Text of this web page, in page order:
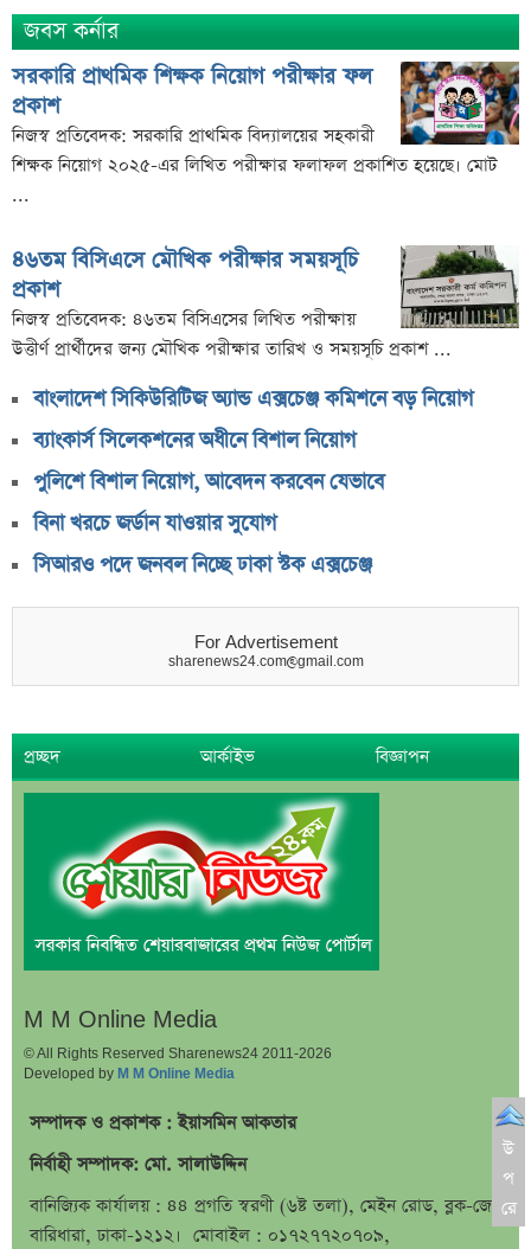
জবস কর্নার
সরকারি প্রাথমিক শিক্ষক নিয়োগ পরীক্ষার ফল
প্রকাশ
নিজস্ব প্রতিবেদক: সরকারি প্রাথমিক বিদ্যালয়ের সহকারী
শিক্ষক নিয়োগ ২০২৫-এর লিখিত পরীক্ষার ফলাফল প্রকাশিত হয়েছে। মোট
...
৪৬তম বিসিএসে মৌখিক পরীক্ষার সময়সূচি
প্রকাশ
নিজস্ব প্রতিবেদক: ৪৬তম বিসিএসের লিখিত পরীক্ষায়
উত্তীর্ণ প্রার্থীদের জন্য মৌখিক পরীক্ষার তারিখ ও সময়সূচি প্রকাশ ...
বাংলাদেশ সিকিউরিটিজ অ্যান্ড এক্সচেঞ্জ কমিশনে বড় নিয়োগ
ব্যাংকার্স সিলেকশনের অধীনে বিশাল নিয়োগ
পুলিশে বিশাল নিয়োগ, আবেদন করবেন যেভাবে
বিনা খরচে জর্ডান যাওয়ার সুযোগ
সিআরও পদে জনবল নিচ্ছে ঢাকা স্টক এক্সচেঞ্জ
For Advertisement
sharenews24.com@gmail.com
প্রচ্ছদ আর্কাইভ বিজ্ঞাপন
M M Online Media
© All Rights Reserved Sharenews24 2011-2026
Developed by M M Online Media
সম্পাদক ও প্রকাশক : ইয়াসমিন আকতার
নির্বাহী সম্পাদক: মো. সালাউদ্দিন
বানিজ্যিক কার্যালয় : ৪৪ প্রগতি স্বরণী (৬ষ্ট তলা), মেইন রোড, ব্লক-জে,
বারিধারা, ঢাকা-১২১২। মোবাইল : ০১৭২৭৭২০৭০৯,
উ
প
রে